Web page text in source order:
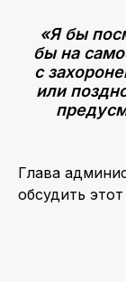
«Я бы
бы на
с
или
Глава
обсудить